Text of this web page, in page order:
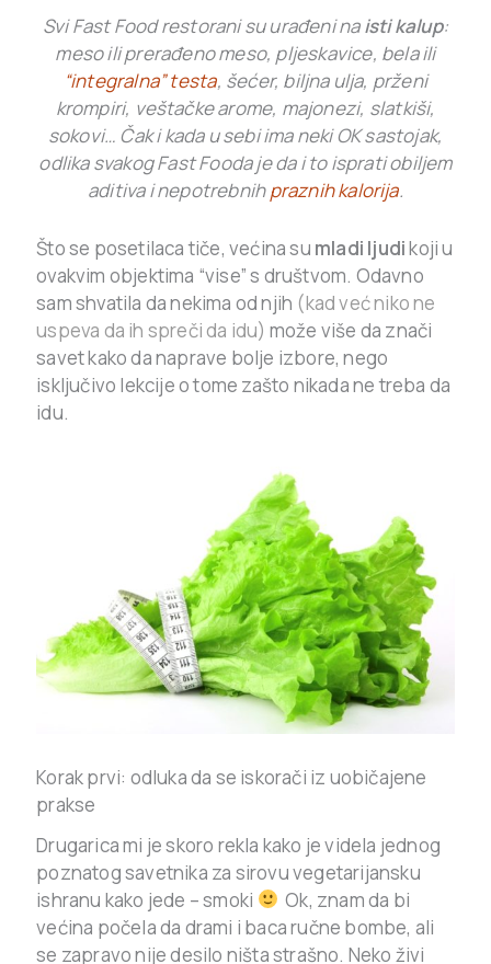
Svi Fast Food restorani su urađeni naisti kalup:
meso ili prerađeno meso, pljeskavice, bela ili
“integralna” testa, šećer, biljna ulja, prženi
krompiri, veštačke arome, majonezi, slatkiši,
sokovi… Čak i kada u sebi ima neki OK sastojak,
odlika svakog Fast Fooda je da i to isprati obiljem
aditiva i nepotrebnihpraznih kalorija.
Što se posetilaca tiče, većina su mladi ljudikoji u
ovakvim objektima “vise” s društvom. Odavno
sam shvatila da nekima od njih (kad već niko ne
uspeva da ih spreči da idu) može više da znači
savet kako da naprave bolje izbore, nego
isključivo lekcije o tome zašto nikada ne treba da
idu.
Korak prvi: odluka da se iskorači iz uobičajene
prakse
Drugarica mi je skoro rekla kako je videla jednog
poznatog savetnika za sirovu vegetarijansku
ishranu kako jede – smoki
Ok, znam da bi
većina počela da drami i baca ručne bombe, ali
se zapravo nije desilo ništa strašno. Neko živi